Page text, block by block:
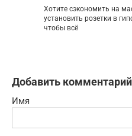
Хотите сэкономить на
установить розетки в
чтобы всё
Добавить комментарий
Имя